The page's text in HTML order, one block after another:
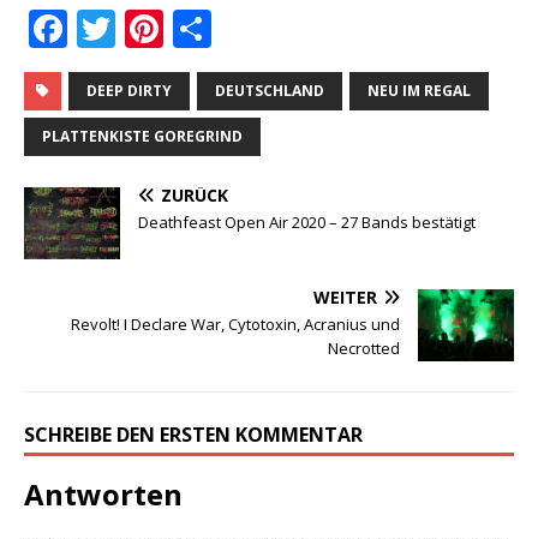
F
a
c
e
b
o
o
T
w
it
te
r
Pi
n
te
r
e
st
ei
le
n
DEEP DIRTY DEUTSCHLAND NEU IM REGAL
PLATTENKISTE GOREGRIND
ZURÜCK
Deathfeast Open Air 2020 – 27 Bands bestätigt
WEITER
Revolt! I Declare War, Cytotoxin, Acranius und
Necrotted
SCHREIBE DEN ERSTEN KOMMENTAR
Antworten